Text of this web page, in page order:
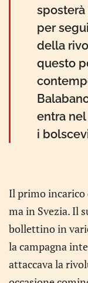
sposterà
per
della
questo
entra
i
Il primo incarico
ma in Svezia. Il
bollettino in
la campagna
attaccava la